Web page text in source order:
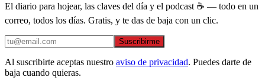
El diario para hojear, las claves del día y el podcast ☕ — todo en un
correo, todos los días. Gratis, y te das de baja con un clic.
Suscribirme
Al suscribirte aceptas nuestro aviso de privacidad. Puedes darte de
baja cuando quieras.